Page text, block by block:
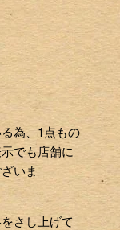
為、1点もの
でも店舗に
いま
さし上げて